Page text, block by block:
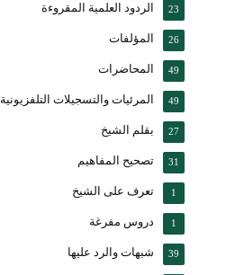
الردود العلمية المقروءة 23
المؤلفات 26
المحاضرات 49
المرئيات والتسجيلات التلفزيونية 49
بقلم الشيخ 27
تصحيح المفاهيم 31
تعرف على الشيخ 1
دروس مفرغة 1
شبهات والرد عليها 39